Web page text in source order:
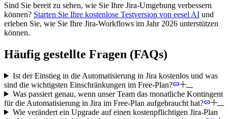
Sind Sie bereit zu sehen, wie Sie Ihre Jira-Umgebung verbessern
können? Starten Sie Ihre kostenlose Testversion von eesel AI und
erleben Sie, wie Sie Ihre Jira-Workflows im Jahr 2026 unterstützen
können.
Häufig gestellte Fragen (FAQs)
Ist der Einstieg in die Automatisierung in Jira kostenlos und was
sind die wichtigsten Einschränkungen im Free-Plan?
Was passiert genau, wenn unser Team das monatliche Kontingent
für die Automatisierung in Jira im Free-Plan aufgebraucht hat?
Wie verändert ein Upgrade auf einen kostenpflichtigen Jira-Plan